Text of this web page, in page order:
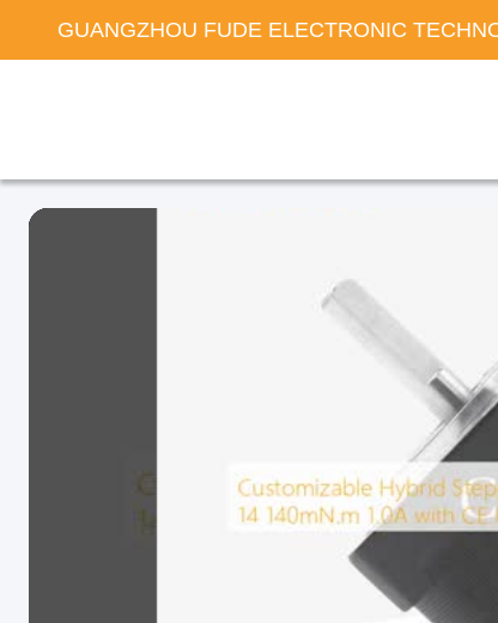
GUANGZHOU FUDE ELECTRONIC